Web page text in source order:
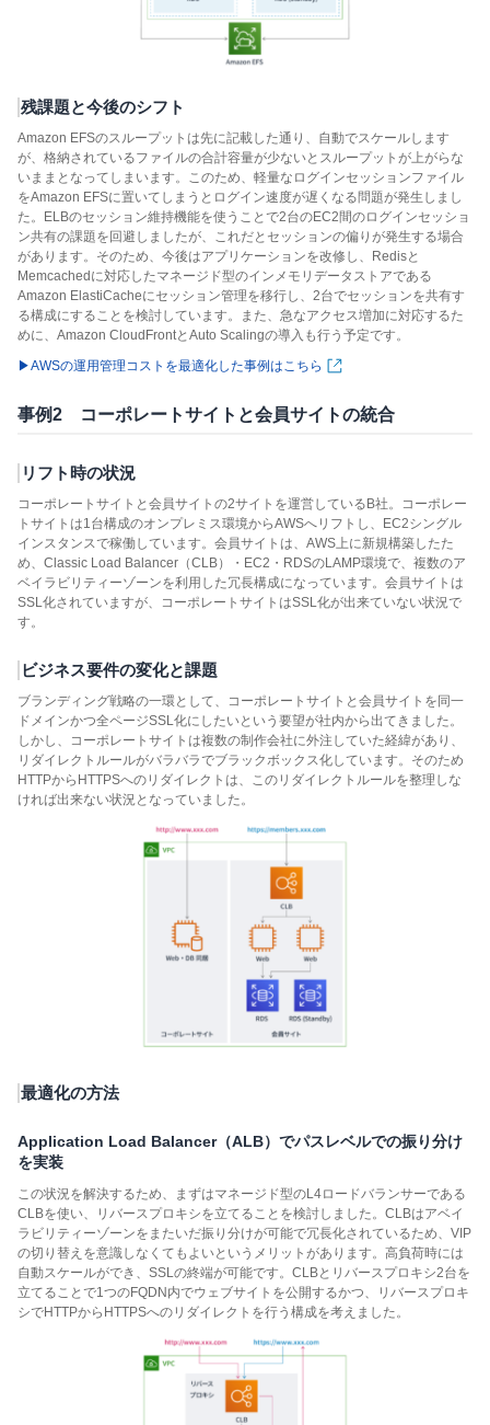
残課題と今後のシフト
Amazon EFSのスループットは先に記載した通り、自動でスケールします
が、格納されているファイルの合計容量が少ないとスループットが上がらな
いままとなってしまいます。このため、軽量なログインセッションファイル
をAmazon EFSに置いてしまうとログイン速度が遅くなる問題が発生しまし
た。ELBのセッション維持機能を使うことで2台のEC2間のログインセッショ
ン共有の課題を回避しましたが、これだとセッションの偏りが発生する場合
があります。そのため、今後はアプリケーションを改修し、Redisと
Memcachedに対応したマネージド型のインメモリデータストアである
Amazon ElastiCacheにセッション管理を移行し、2台でセッションを共有す
る構成にすることを検討しています。また、急なアクセス増加に対応するた
めに、Amazon CloudFrontとAuto Scalingの導入も行う予定です。
▶︎AWSの運用管理コストを最適化した事例はこちら
事例2 コーポレートサイトと会員サイトの統合
リフト時の状況
コーポレートサイトと会員サイトの2サイトを運営しているB社。コーポレー
トサイトは1台構成のオンプレミス環境からAWSへリフトし、EC2シングル
インスタンスで稼働しています。会員サイトは、AWS上に新規構築したた
め、Classic Load Balancer（CLB）・EC2・RDSのLAMP環境で、複数のア
ベイラビリティーゾーンを利用した冗長構成になっています。会員サイトは
SSL化されていますが、コーポレートサイトはSSL化が出来ていない状況で
す。
ビジネス要件の変化と課題
ブランディング戦略の一環として、コーポレートサイトと会員サイトを同一
ドメインかつ全ページSSL化にしたいという要望が社内から出てきました。
しかし、コーポレートサイトは複数の制作会社に外注していた経緯があり、
リダイレクトルールがバラバラでブラックボックス化しています。そのため
HTTPからHTTPSへのリダイレクトは、このリダイレクトルールを整理しな
ければ出来ない状況となっていました。
最適化の方法
Application Load Balancer（ALB）でパスレベルでの振り分け
を実装
この状況を解決するため、まずはマネージド型のL4ロードバランサーである
CLBを使い、リバースプロキシを立てることを検討しました。CLBはアベイ
ラビリティーゾーンをまたいだ振り分けが可能で冗長化されているため、VIP
の切り替えを意識しなくてもよいというメリットがあります。高負荷時には
自動スケールができ、SSLの終端が可能です。CLBとリバースプロキシ2台を
立てることで1つのFQDN内でウェブサイトを公開するかつ、リバースプロキ
シでHTTPからHTTPSへのリダイレクトを行う構成を考えました。